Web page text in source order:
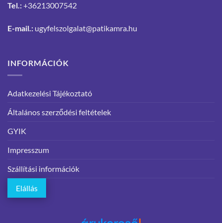
Tel.:+36213007542
E-mail.: ugyfelszolgalat@patikamra.hu
INFORMÁCIÓK
Adatkezelési Tájékoztató
Általános szerződési feltételek
GYIK
Impresszum
Szállítási információk
Elállás